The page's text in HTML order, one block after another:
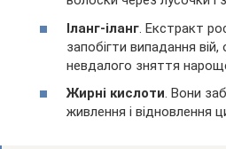
Іланг-іланг. Екстракт
запобігти випадання вій,
невдалого зняття
Жирні кислоти. Вони
живлення і відновлення